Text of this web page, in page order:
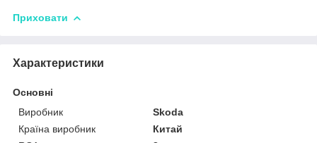
Приховати
Характеристики
Основні
Виробник
Skoda
Країна виробник
Китай